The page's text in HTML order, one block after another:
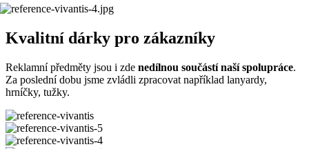
Kvalitní dárky pro zákazníky
Reklamní předměty jsou i zde nedílnou součástí naší spolupráce.
Za poslední dobu jsme zvládli zpracovat například lanyardy,
hrníčky, tužky.